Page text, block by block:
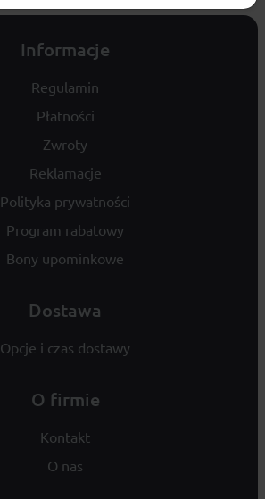
Informacje
Regulamin
Płatności
Zwroty
Reklamacje
Polityka prywatności
Program rabatowy
Bony upominkowe
Dostawa
Opcje i czas dostawy
O firmie
Kontakt
O nas